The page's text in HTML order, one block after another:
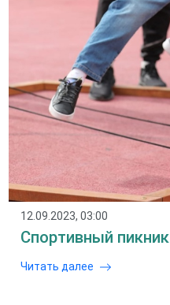
12.09.2023, 03:00
Спортивный пикник
Читать далее